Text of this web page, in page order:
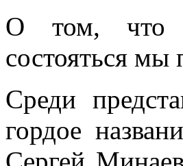
О том, что
состояться мы
Среди
гордое